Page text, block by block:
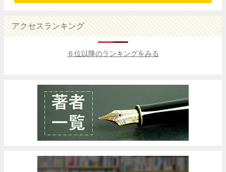
アクセスランキング
６位以降のランキングをみる